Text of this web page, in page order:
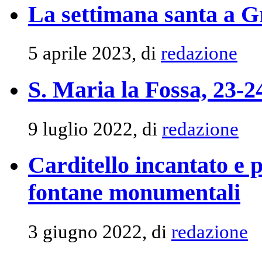
La settimana santa a
5 aprile 2023, di redazione
S. Maria la Fossa, 23-
9 luglio 2022, di redazione
Carditello incantato e
fontane monumentali
3 giugno 2022, di redazione